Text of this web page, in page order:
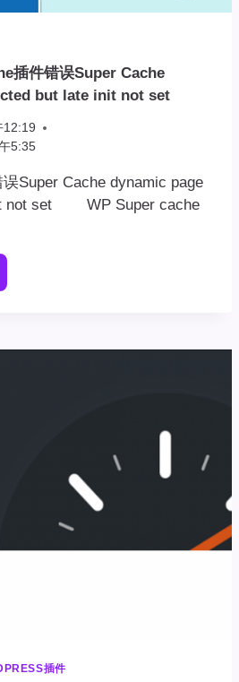
插件错误Super Cache
but late init not set
12:19
5:35
Super Cache dynamic page
not set WP Super cache
插件